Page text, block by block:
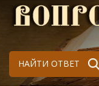
НАЙТИ ОТВЕТ